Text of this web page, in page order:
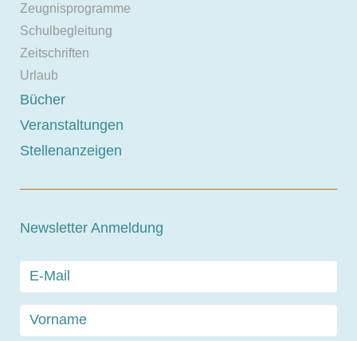
Zeugnisprogramme
Schulbegleitung
Zeitschriften
Urlaub
Bücher
Veranstaltungen
Stellenanzeigen
Newsletter Anmeldung